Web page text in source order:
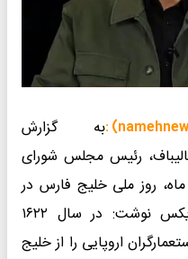
به گزارش
رئیس مجلس شورای
۱۰ اردیبهشت ماه، روز ملی خلیج فارس در
حساب کاربری خود در شبکهٔ ایکس نوشت: در سال ۱۶۲۲
اشغال، استعمارگران اروپایی را از خلیج